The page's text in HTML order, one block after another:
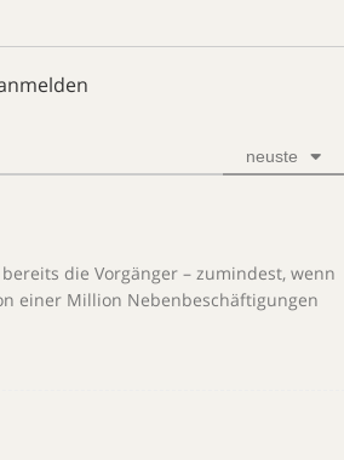
neuste
die Vorgänger – zumindest, wenn
einer Million Nebenbeschäftigungen